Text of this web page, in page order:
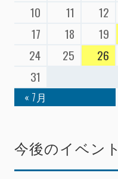
10
11 12
17
18 19
24
25 26
31
« 7月
今後のイベント